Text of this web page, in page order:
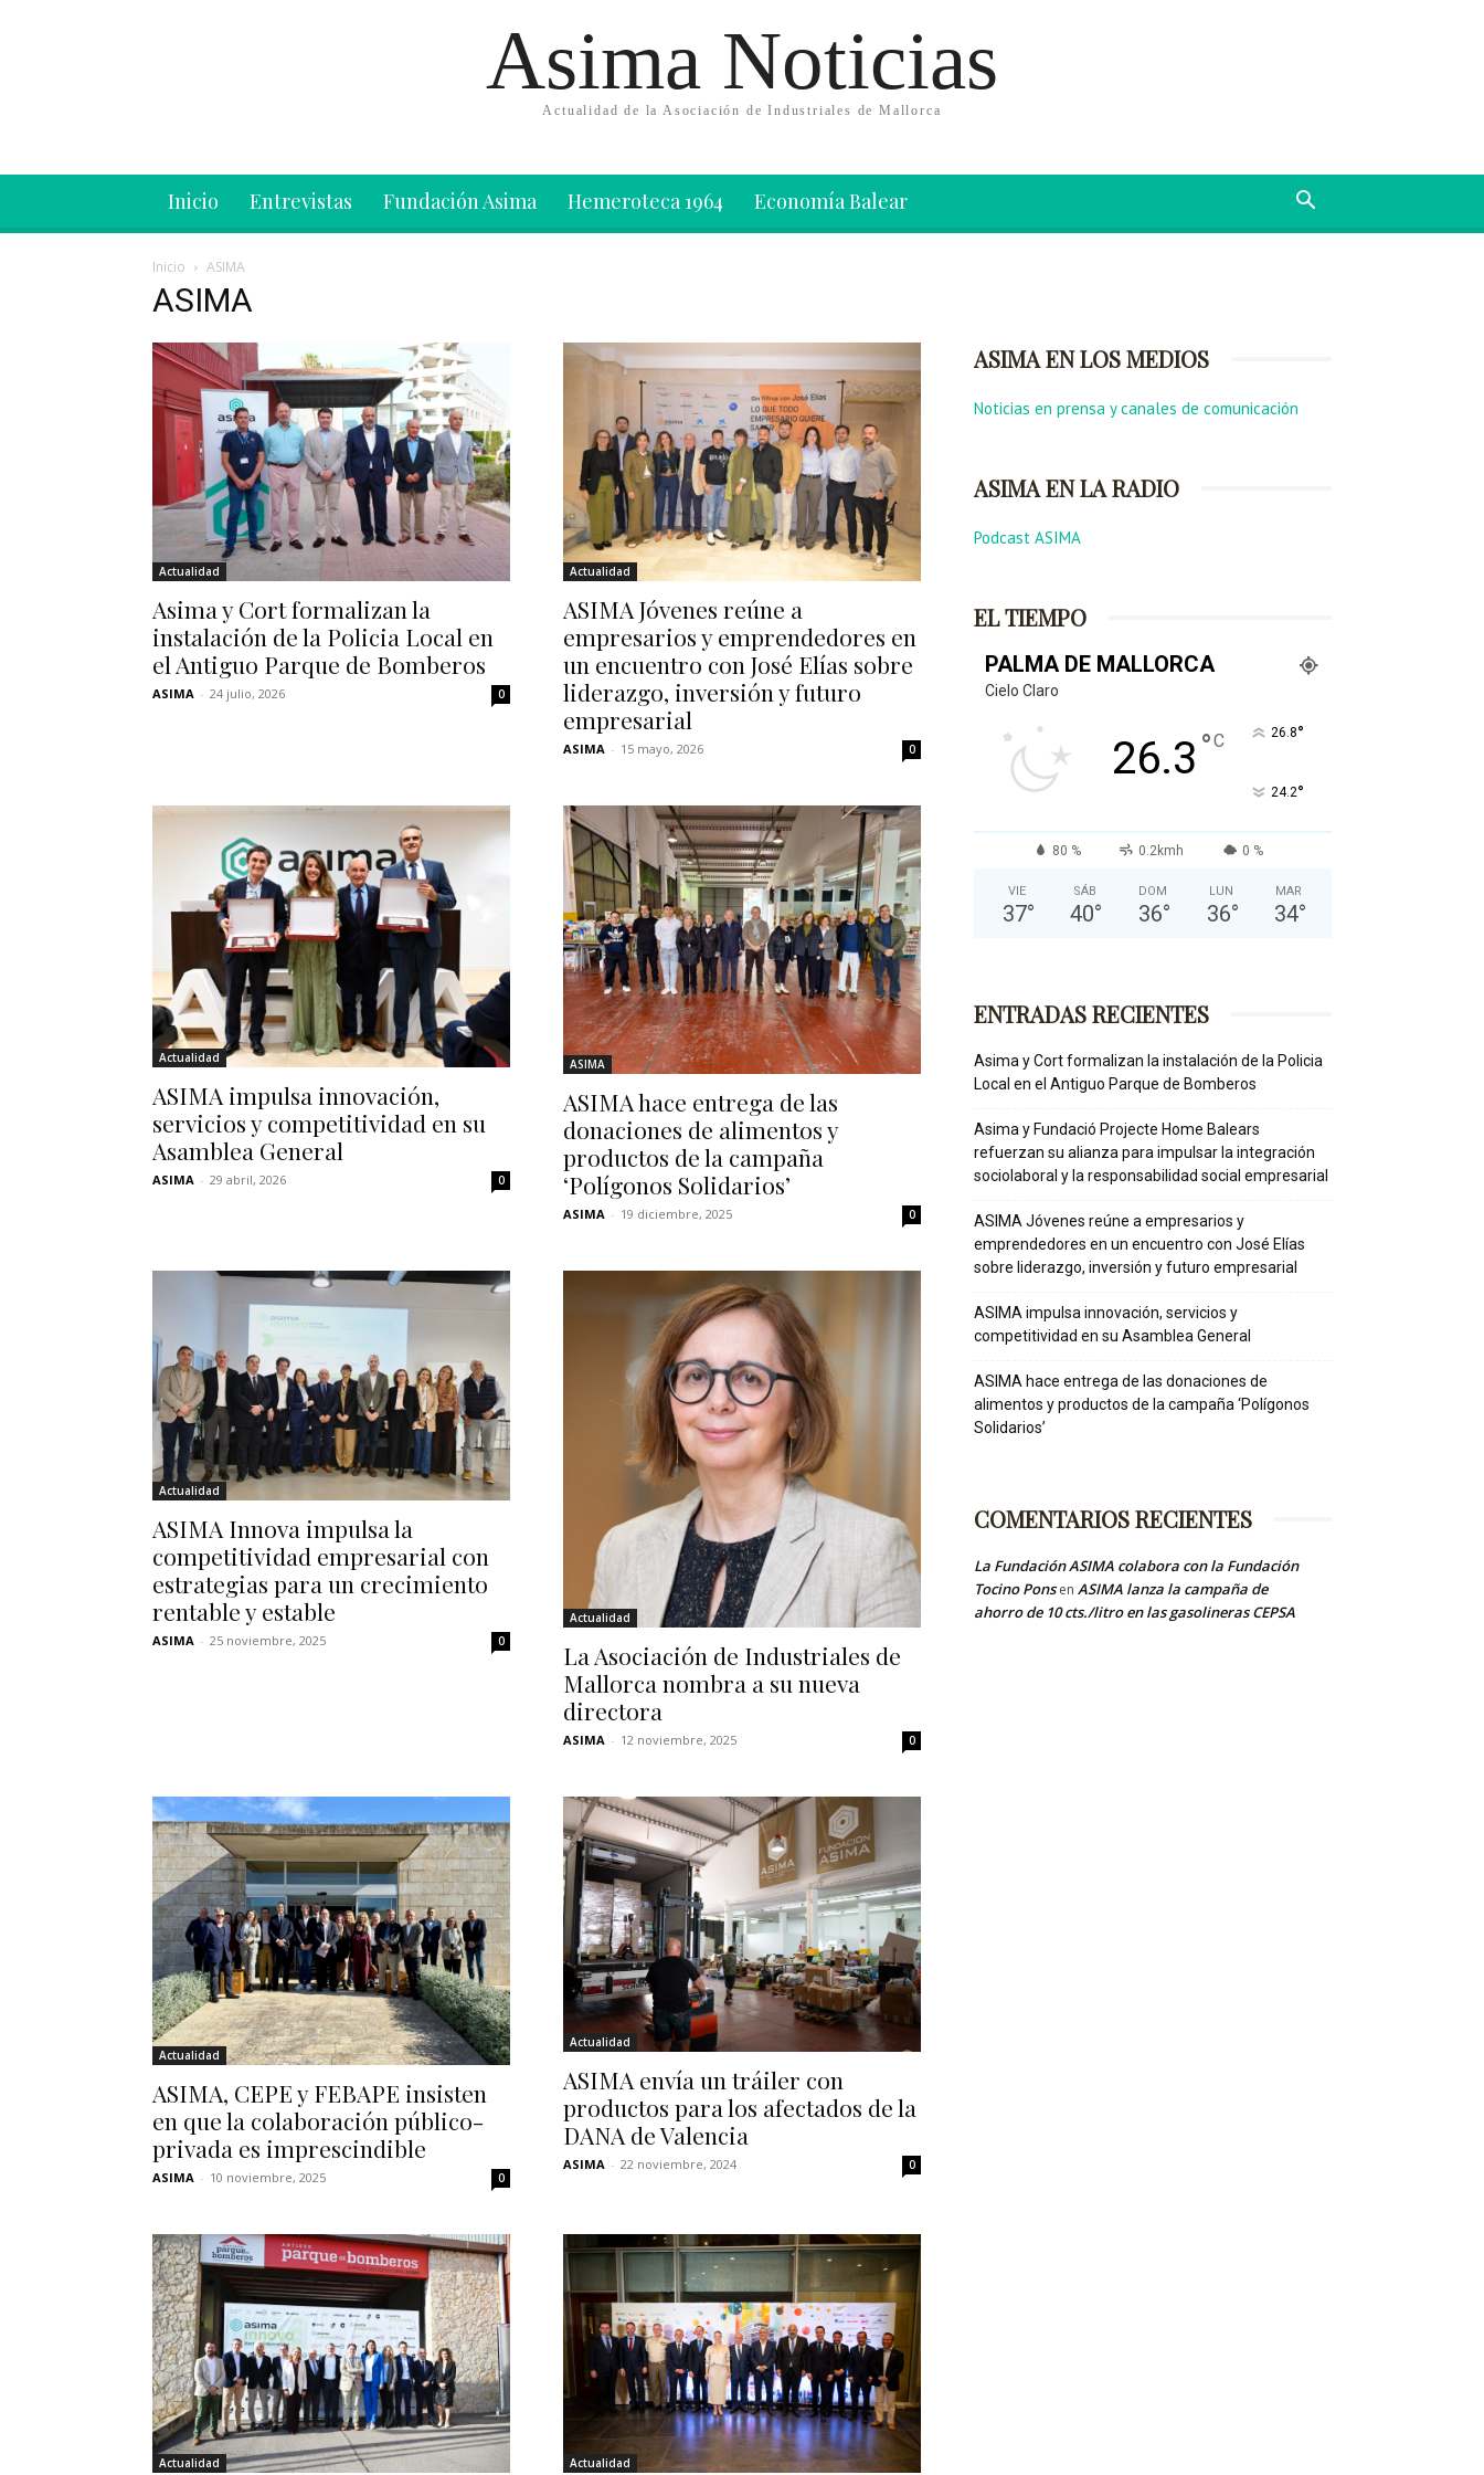
Asima Noticias
Actualidad de la Asociación de Industriales de Mallorca
Inicio Entrevistas Fundación Asima Hemeroteca 1964 Economía Balear
Inicio ASIMA
ASIMA
Actualidad
Asima y Cort formalizan la
instalación de la Policia Local en
el Antiguo Parque de Bomberos
ASIMA - 24 julio, 2026 0
Actualidad
ASIMA Jóvenes reúne a
empresarios y emprendedores en
un encuentro con José Elías sobre
liderazgo, inversión y futuro
empresarial
ASIMA - 15 mayo, 2026 0
Actualidad
ASIMA impulsa innovación,
servicios y competitividad en su
Asamblea General
ASIMA - 29 abril, 2026 0
ASIMA
ASIMA hace entrega de las
donaciones de alimentos y
productos de la campaña
‘Polígonos Solidarios’
ASIMA - 19 diciembre, 2025 0
Actualidad
ASIMA Innova impulsa la
competitividad empresarial con
estrategias para un crecimiento
rentable y estable
ASIMA - 25 noviembre, 2025 0
Actualidad
La Asociación de Industriales de
Mallorca nombra a su nueva
directora
ASIMA - 12 noviembre, 2025 0
Actualidad
ASIMA, CEPE y FEBAPE insisten
en que la colaboración público-
privada es imprescindible
ASIMA - 10 noviembre, 2025 0
Actualidad
ASIMA envía un tráiler con
productos para los afectados de la
DANA de Valencia
ASIMA - 22 noviembre, 2024 0
Actualidad Actualidad
ASIMA EN LOS MEDIOS
Noticias en prensa y canales de comunicación
ASIMA EN LA RADIO
Podcast ASIMA
EL TIEMPO
PALMA DE MALLORCA
Cielo Claro
26.3 °C 26.8°
24.2°
80 % 0.2kmh 0 %
VIE
37°
SÁB
40°
DOM
36°
LUN
36°
MAR
34°
ENTRADAS RECIENTES
Asima y Cort formalizan la instalación de la Policia
Local en el Antiguo Parque de Bomberos
Asima y Fundació Projecte Home Balears
refuerzan su alianza para impulsar la integración
sociolaboral y la responsabilidad social empresarial
ASIMA Jóvenes reúne a empresarios y
emprendedores en un encuentro con José Elías
sobre liderazgo, inversión y futuro empresarial
ASIMA impulsa innovación, servicios y
competitividad en su Asamblea General
ASIMA hace entrega de las donaciones de
alimentos y productos de la campaña ‘Polígonos
Solidarios’
COMENTARIOS RECIENTES
La Fundación ASIMA colabora con la Fundación
Tocino Ponsen ASIMA lanza la campaña de
ahorro de 10 cts./litro en las gasolineras CEPSA